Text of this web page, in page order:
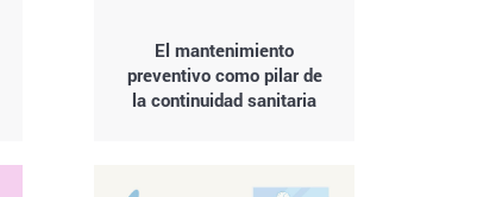
El mantenimiento
preventivo como pilar de
la continuidad sanitaria